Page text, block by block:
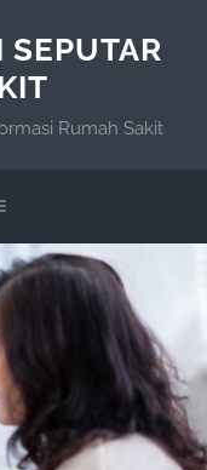
SEPUTAR
Rumah Sakit